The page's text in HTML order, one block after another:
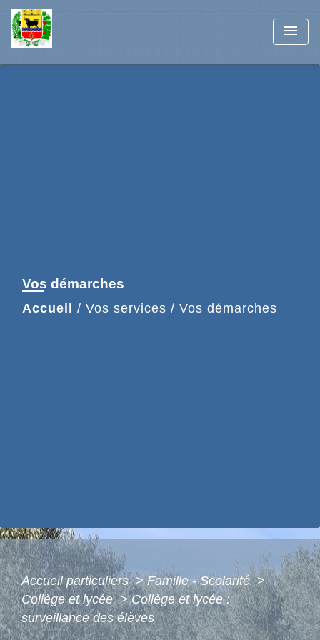
menu
Vos démarches
Accueil / Vos services / Vos démarches
Accueil particuliers> Famille - Scolarité>
Collège et lycée> Collège et lycée :
surveillance des élèves